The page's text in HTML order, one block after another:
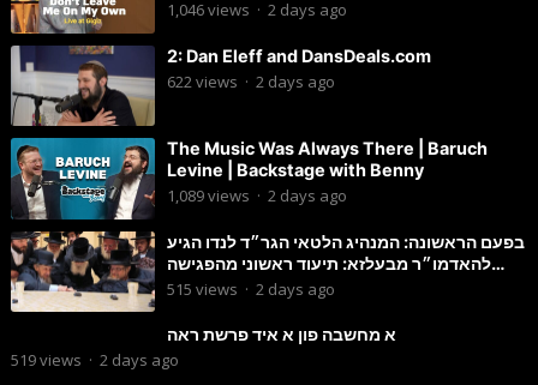
1,046views · 2 days ago
2: Dan Eleff and DansDeals.com
622views · 2 days ago
The Music Was Always There | Baruch
Levine | Backstage with Benny
1,089views · 2 days ago
בפעם הראשונה: המנהיג הלטאי הגר״ד לנדו הגיע
להאדמו״ר מבעלזא: תיעוד ראשוני מהפגישה
הנדירה
515 views · 2 days ago
א מחשבה פון א איד פרשת ראה
519views · 2 days ago